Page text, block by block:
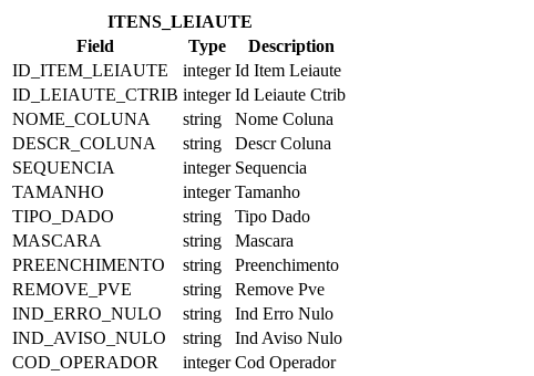
ITENS_LEIAUTE
Field
Type
Description
ID_ITEM_LEIAUTE
integer Id Item Leiaute
ID_LEIAUTE_CTRIB integer Id Leiaute Ctrib
NOME_COLUNA
string
Nome Coluna
DESCR_COLUNA
string
Descr Coluna
SEQUENCIA
integer Sequencia
TAMANHO
integer Tamanho
TIPO_DADO
string
Tipo Dado
MASCARA
string
Mascara
PREENCHIMENTO
string
Preenchimento
REMOVE_PVE
string
Remove Pve
IND_ERRO_NULO
string
Ind Erro Nulo
IND_AVISO_NULO
string
Ind Aviso Nulo
COD_OPERADOR
integer Cod Operador